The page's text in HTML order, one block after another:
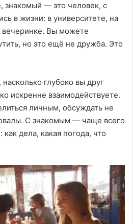
знакомый — это человек, с
в жизни: в университете, на
вечеринке. Вы можете
но это ещё не дружба. Это
глубоко вы друг
искренне взаимодействуете.
личным, обсуждать не
С знакомым — чаще всего
дела, какая погода, что